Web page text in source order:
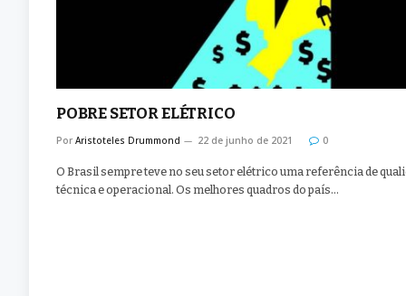
POBRE SETOR ELÉTRICO
Por Aristoteles Drummond 22 de junho de 2021 0
O Brasil sempre teve no seu setor elétrico uma referência de
técnica e operacional. Os melhores quadros do país…